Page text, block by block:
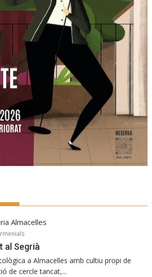
al Segrià
a Almacelles amb cultiu propi de
de cercle tancat,...